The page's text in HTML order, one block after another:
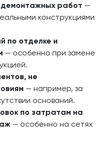
работ —
конструкциями
по отделке и
— особенно при замене
не
— например, за
оснований.
по затратам на
— особенно на сетях